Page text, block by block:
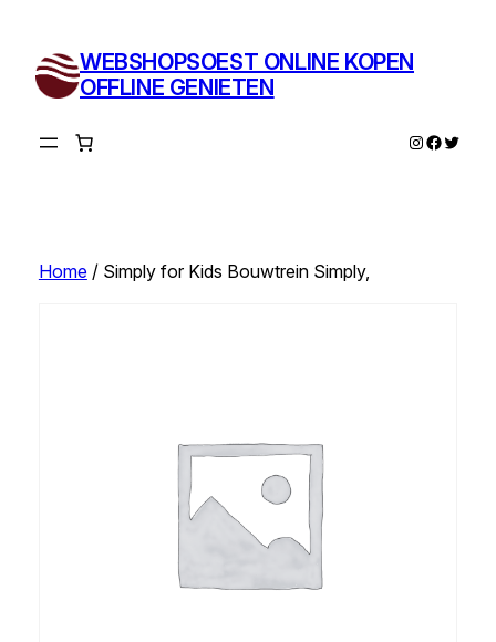
inhoud
WEBSHOPSOEST ONLINE KOPEN
OFFLINE GENIETEN
Instagram
Twitter
Home/ Simply for Kids Bouwtrein Simply,